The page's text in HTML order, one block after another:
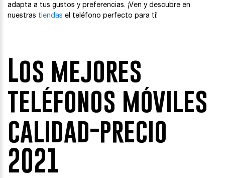
adapta a tus gustos y preferencias. ¡Ven y descubre en
nuestras tiendas el teléfono perfecto para ti!
Los mejores
teléfonos móviles
calidad-precio
2021